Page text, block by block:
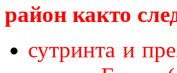
район както
сутринта и